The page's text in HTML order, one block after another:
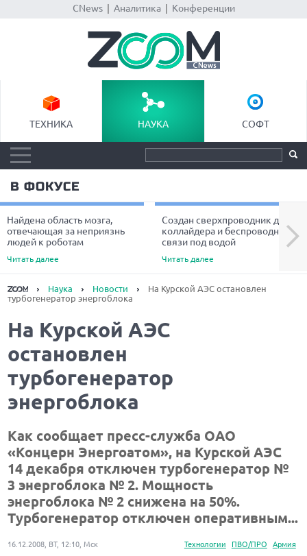
CNews| Аналитика| Конференции
ТЕХНИКА НАУКА СОФТ
В ФОКУСЕ
Найдена область мозга,
отвечающая за неприязнь
людей к роботам
Читать далее
Создан сверхпроводник для
коллайдера и беспроводной
связи под водой
Читать далее
Next
Наука Новости
На Курской АЭС остановлен
турбогенератор энергоблока
На Курской АЭС
остановлен
турбогенератор
энергоблока
Как сообщает пресс-служба ОАО
«Концерн Энергоатом», на Курской АЭС
14 декабря отключен турбогенератор №
3 энергоблока № 2. Мощность
энергоблока № 2 снижена на 50%.
Турбогенератор отключен оперативным...
Технологии ПВО/ПРО Армия
16.12.2008, ВТ, 12:10, Мск